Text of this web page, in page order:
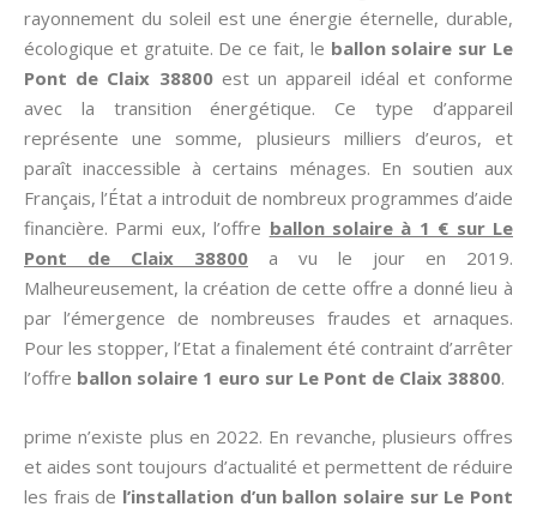
rayonnement du soleil est une énergie éternelle, durable,
écologique et gratuite. De ce fait, le ballon solaire sur Le
Pont de Claix 38800est un appareil idéal et conforme
avec la transition énergétique. Ce type d’appareil
représente une somme, plusieurs milliers d’euros, et
paraît inaccessible à certains ménages. En soutien aux
Français, l’État a introduit de nombreux programmes d’aide
financière. Parmi eux, l’offre ballon solaire à 1 € sur Le
Pont de Claix 38800 a vu le jour en 2019.
Malheureusement, la création de cette offre a donné lieu à
par l’émergence de nombreuses fraudes et arnaques.
Pour les stopper, l’Etat a finalement été contraint d’arrêter
l’offre ballon solaire 1 euro sur Le Pont de Claix 38800.
prime n’existe plus en 2022. En revanche, plusieurs offres
et aides sont toujours d’actualité et permettent de réduire
les frais de l’installation d’un ballon solaire sur Le Pont